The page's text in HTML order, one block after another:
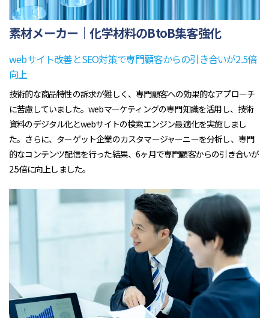
素材メーカー｜化学材料のBtoB集客強化
webサイト改善とSEO対策で専門顧客からの引き合いが2.5倍
向上
技術的な商品特性の訴求が難しく、専門顧客への効果的なアプローチ
に苦慮していました。webマーケティングの専門知識を活用し、技術
資料のデジタル化とwebサイトの検索エンジン最適化を実施しまし
た。さらに、ターゲット企業のカスタマージャーニーを分析し、専門
的なコンテンツ配信を行った結果、6ヶ月で専門顧客からの引き合いが
2.5倍に向上しました。